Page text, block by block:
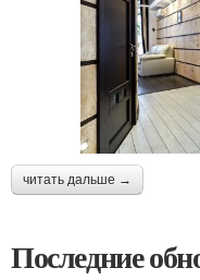
читать дальше →
Последние